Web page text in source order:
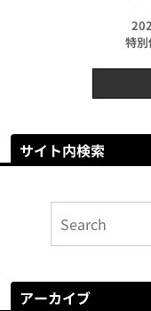
特別
サイト内検索
アーカイブ